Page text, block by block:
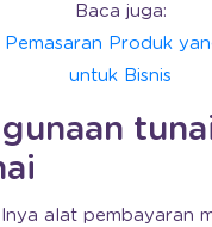
Baca juga:
Pemasaran Produk
untuk Bisnis
alat pembayaran